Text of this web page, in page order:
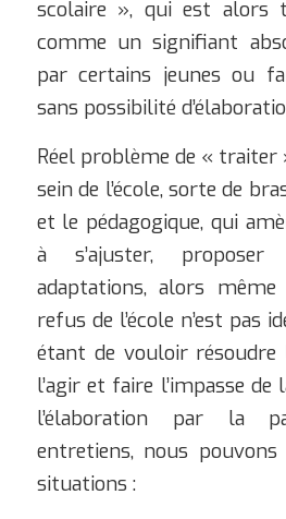
scolaire », qui est alors
comme un signifiant
par certains jeunes ou
sans possibilité
Réel problème de « traiter
sein de l’école, sorte de
et le pédagogique, qui
à s’ajuster,
adaptations, alors
refus de l’école n’est pas
étant de vouloir résoudre
l’agir et faire l’impasse
l’élaboration par la
entretiens, nous
situations :